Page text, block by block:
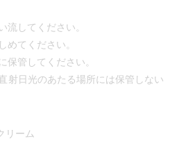
流してください。
めてください。
保管してください。
射日光のあたる場所には保管しない
リーム